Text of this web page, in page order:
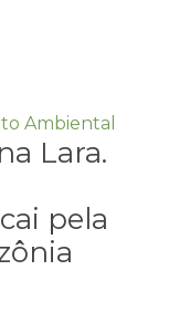
Ambiental
Lara.
pela